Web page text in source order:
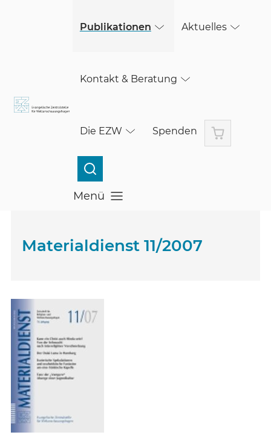
Publikationen Aktuelles
Kontakt & Beratung
Die EZW Spenden Warenkorb
Menü
Menü öffnen
Materialdienst 11/2007